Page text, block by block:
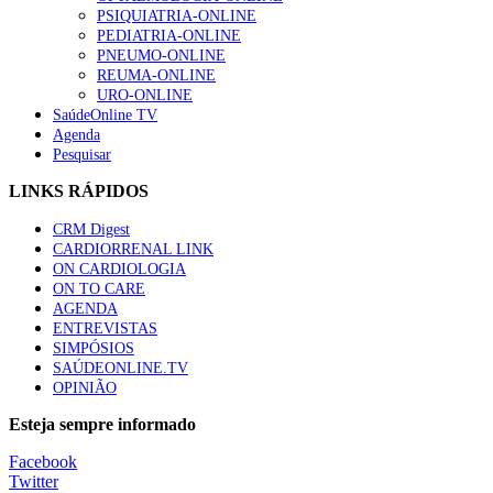
“Os programas de rastreio do cancro do pulmão são
88 visualizações
Quase quatro em cada dez doentes com enfarte
86 visualizações
Trodelvy aprovado para primeira linha no cancro da
61 visualizações
MAIS NOTÍCIAS
Quase 11.900 jovens recorreram aos cheques psicólogo e
PSIQUIATRIA-ONLINE
PEDIATRIA-ONLINE
PNEUMO-ONLINE
REUMA-ONLINE
URO-ONLINE
SaúdeOnline TV
Agenda
Pesquisar
LINKS RÁPIDOS
CRM Digest
CARDIORRENAL LINK
ON CARDIOLOGIA
ON TO CARE
AGENDA
ENTREVISTAS
SIMPÓSIOS
SAÚDEONLINE.TV
OPINIÃO
Esteja sempre informado
Facebook
Twitter